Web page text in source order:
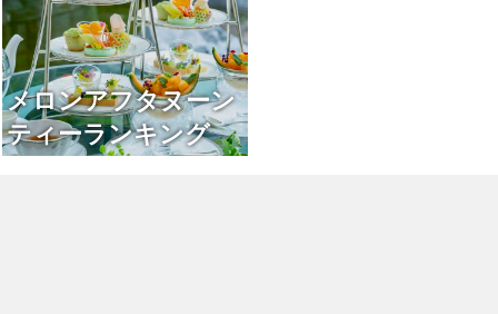
メロンアフタヌーン
ティーランキング